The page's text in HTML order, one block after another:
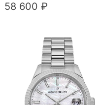
58 600 ₽